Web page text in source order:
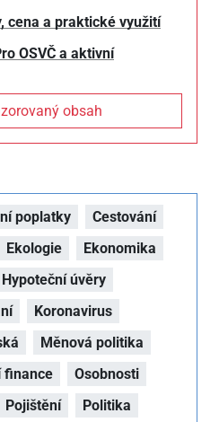
cena a praktické využití
OSVČ a aktivní
obsah
poplatky
Cestování
Ekologie
Ekonomika
Hypoteční úvěry
Koronavirus
Měnová politika
finance
Osobnosti
Pojištění Politika